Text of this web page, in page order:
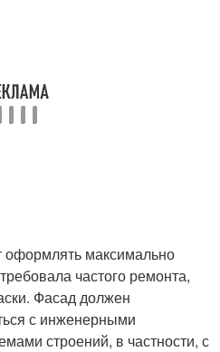
оформлять максимально
частого ремонта,
Фасад должен
с инженерными
строений, в частности, с